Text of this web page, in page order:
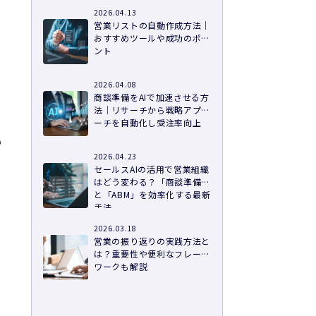
2026.04.13
営業リストの自動作成方法｜
おすすめツールや成功のポイ
ント
2026.04.08
商談準備をAIで加速させる方
法｜リサーチから戦略アプロ
ーチを自動化し受注率向上
2026.04.23
セールスAIの活用で営業組織
はどう変わる？「商談準備」
と「ABM」を効率化する最新
手法
2026.03.18
営業の振り返りの実践方法と
は？重要性や便利なフレーム
ワークも解説